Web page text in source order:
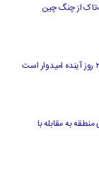
تیک‌تاک از چنگ چین
به مقابله با